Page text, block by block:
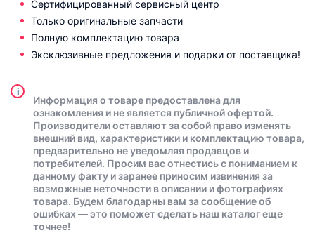
Сертифицированный сервисный центр
Только оригинальные запчасти
Полную комплектацию товара
Эксклюзивные предложения и подарки от поставщика!
i
Информация о товаре предоставлена для
ознакомления и не является публичной офертой.
Производители оставляют за собой право изменять
внешний вид, характеристики и комплектацию товара,
предварительно не уведомляя продавцов и
потребителей. Просим вас отнестись с пониманием к
данному факту и заранее приносим извинения за
возможные неточности в описании и фотографиях
товара. Будем благодарны вам за сообщение об
ошибках — это поможет сделать наш каталог еще
точнее!